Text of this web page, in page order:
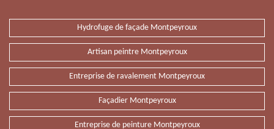
Hydrofuge de façade Montpeyroux
Artisan peintre Montpeyroux
Entreprise de ravalement Montpeyroux
Façadier Montpeyroux
Entreprise de peinture Montpeyroux